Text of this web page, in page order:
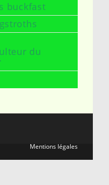
buckfast
du
Mentions légales